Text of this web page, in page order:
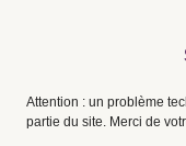
Attention : un problème
partie du site. Merci de